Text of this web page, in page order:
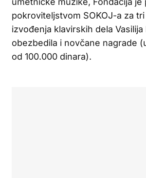
pokroviteljstvom SOKOJ-a za
izvođenja klavirskih dela Vasilija
obezbedila i novčane nagrade
od 100.000 dinara).